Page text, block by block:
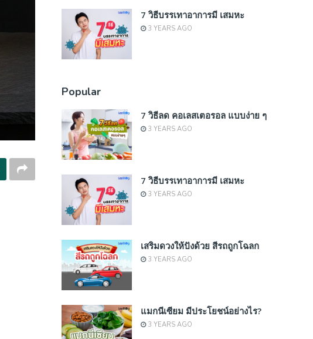
7 วิธีบรรเทาอาการมี เสมหะ
3 YEARS AGO
Popular
7 วิธีลด คอเลสเตอรอล แบบง่าย ๆ
3 YEARS AGO
7 วิธีบรรเทาอาการมี เสมหะ
3 YEARS AGO
เสริมดวงให้ปังด้วย สีรถถูกโฉลก
3 YEARS AGO
แมกนีเซียม มีประโยชน์อย่างไร?
3 YEARS AGO